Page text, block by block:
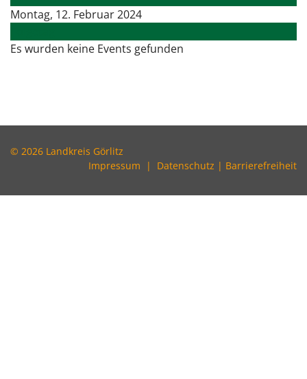
Montag, 12. Februar 2024
Es wurden keine Events gefunden
© 2026 Landkreis Görlitz
Impressum | Datenschutz | Barrierefreiheit